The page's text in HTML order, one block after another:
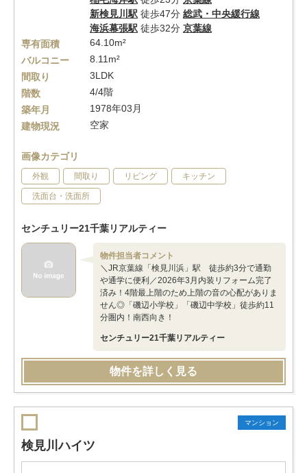
新検見川駅 徒歩47分 総武・中央緩行線
海浜幕張駅 徒歩32分 京葉線
専有面積
64.10m²
バルコニー
8.11m²
間取り
3LDK
階数
4/4階
築年月
1978年03月
建物現況
空家
画像カテゴリ
外観 間取り リビング キッチン
洗面台・洗面所
センチュリー21千葉リアルティー
物件担当者コメント
＼JR京葉線「検見川浜」駅 徒歩約3分で通勤
や通学に便利／2026年3月内装リフォーム完了
済み！4階最上階のため上階の音の心配がありま
せん◎「磯辺小学校」「磯辺中学校」徒歩約11
分圏内！南西向き！
センチュリー21千葉リアルティー
物件を詳しく見る
マンション
検見川ハイツ